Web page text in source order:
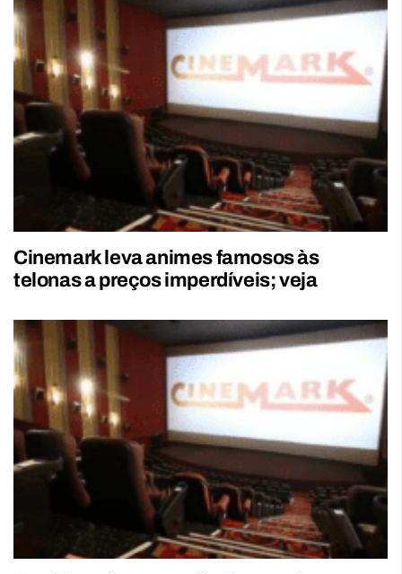
Cinemark leva animes famosos às
telonas a preços imperdíveis; veja